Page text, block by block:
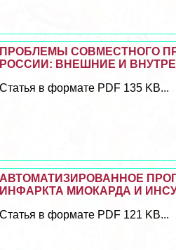
ПРОБЛЕМЫ СОВМЕСТНОГО
РОССИИ: ВНЕШНИЕ И
Статья в формате PDF 135 KB...
АВТОМАТИЗИРОВАННОЕ
ИНФАРКТА МИОКАРДА И
Статья в формате PDF 121 KB...